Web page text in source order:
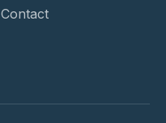
Contact